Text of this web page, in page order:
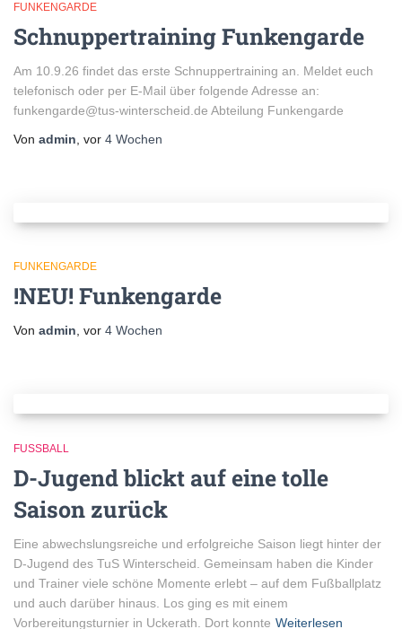
FUNKENGARDE
Schnuppertraining Funkengarde
Am 10.9.26 findet das erste Schnuppertraining an. Meldet euch
telefonisch oder per E-Mail über folgende Adresse an:
funkengarde@tus-winterscheid.de Abteilung Funkengarde
Von admin , vor 4 Wochen
FUNKENGARDE
!NEU! Funkengarde
Von admin , vor 4 Wochen
FUSSBALL
D-Jugend blickt auf eine tolle
Saison zurück
Eine abwechslungsreiche und erfolgreiche Saison liegt hinter der
D-Jugend des TuS Winterscheid. Gemeinsam haben die Kinder
und Trainer viele schöne Momente erlebt – auf dem Fußballplatz
und auch darüber hinaus. Los ging es mit einem
Vorbereitungsturnier in Uckerath. Dort konnte Weiterlesen